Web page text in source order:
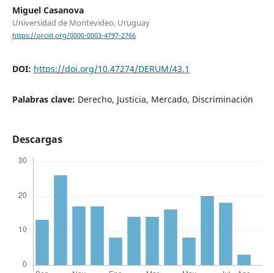
Miguel Casanova
Universidad de Montevideo, Uruguay
https://orcid.org/0000-0003-4797-2766
DOI: https://doi.org/10.47274/DERUM/43.1
Palabras clave: Derecho, Justicia, Mercado, Discriminación
Descargas